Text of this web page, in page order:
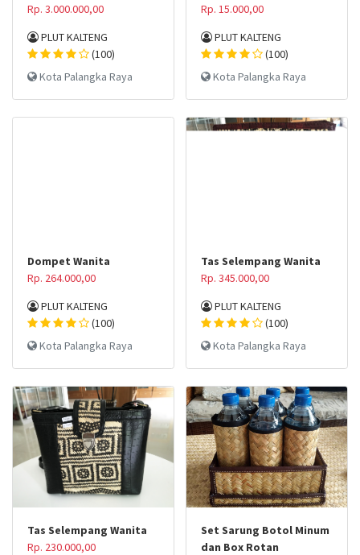
Rp. 3.000.000,00
PLUT KALTENG
(100)
Kota Palangka Raya
Rp. 15.000,00
PLUT KALTENG
(100)
Kota Palangka Raya
Dompet Wanita
Rp. 264.000,00
PLUT KALTENG
(100)
Kota Palangka Raya
Tas Selempang Wanita
Rp. 345.000,00
PLUT KALTENG
(100)
Kota Palangka Raya
Tas Selempang Wanita
Rp. 230.000,00
Set Sarung Botol Minum
dan Box Rotan